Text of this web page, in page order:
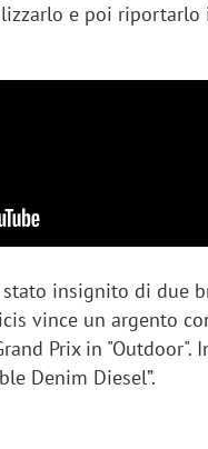
e poi
stato insignito di due
vince un argento
Prix in "Outdoor".
Denim Diesel”.